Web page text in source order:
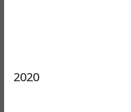
2020